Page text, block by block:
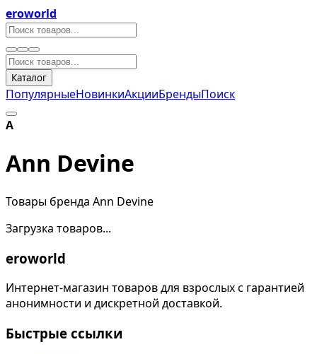
eroworld
Каталог
ПопулярныеНовинкиАкцииБрендыПоиск
A
Ann Devine
Товары бренда Ann Devine
Загрузка товаров...
eroworld
Интернет-магазин товаров для взрослых с гарантией
анонимности и дискретной доставкой.
Быстрые ссылки